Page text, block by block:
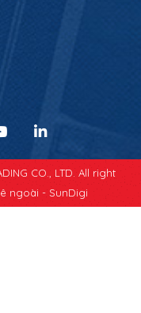
CO., LTD. All right
ngoài - SunDigi